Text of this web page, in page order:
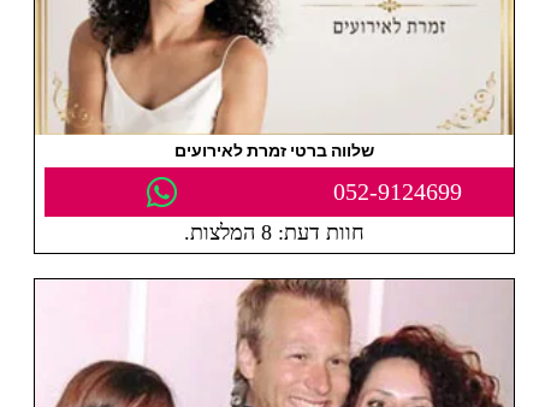
שלווה ברטי זמרת לאירועים
052-9124699
חוות דעת: 8 המלצות.